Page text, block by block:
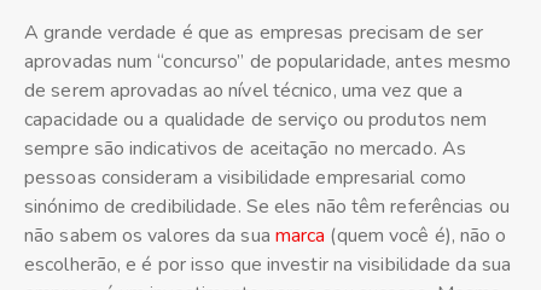
A grande verdade é que as empresas precisam de ser
aprovadas num “concurso” de popularidade, antes mesmo
de serem aprovadas ao nível técnico, uma vez que a
capacidade ou a qualidade de serviço ou produtos nem
sempre são indicativos de aceitação no mercado. As
pessoas consideram a visibilidade empresarial como
sinónimo de credibilidade. Se eles não têm referências ou
não sabem os valores da sua marca (quem você é), não o
escolherão, e é por isso que investir na visibilidade da sua